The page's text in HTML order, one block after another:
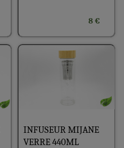
8 €
INFUSEUR MIJANE
VERRE 440ML